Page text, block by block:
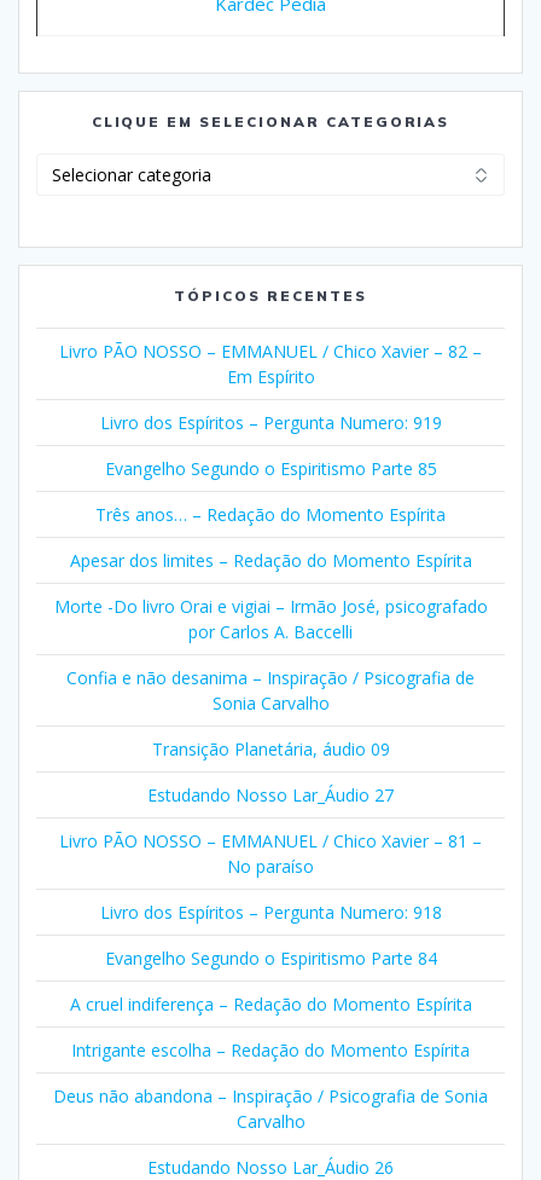
CLIQUE EM SELECIONAR CATEGORIAS
TÓPICOS RECENTES
Livro PÃO NOSSO – EMMANUEL / Chico Xavier – 82 –
Em Espírito
Livro dos Espíritos – Pergunta Numero: 919
Evangelho Segundo o Espiritismo Parte 85
Três anos… – Redação do Momento Espírita
Apesar dos limites – Redação do Momento Espírita
Morte -Do livro Orai e vigiai – Irmão José, psicografado
por Carlos A. Baccelli
Confia e não desanima – Inspiração / Psicografia de
Sonia Carvalho
Transição Planetária, áudio 09
Estudando Nosso Lar_Áudio 27
Livro PÃO NOSSO – EMMANUEL / Chico Xavier – 81 –
No paraíso
Livro dos Espíritos – Pergunta Numero: 918
Evangelho Segundo o Espiritismo Parte 84
A cruel indiferença – Redação do Momento Espírita
Intrigante escolha – Redação do Momento Espírita
Deus não abandona – Inspiração / Psicografia de Sonia
Carvalho
Estudando Nosso Lar_Áudio 26